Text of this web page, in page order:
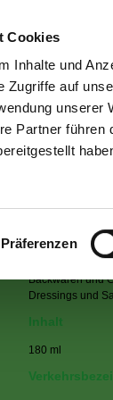
Cookies
Inhalte und
Zugriffe auf
unserer
Partner
Präferenzen
mexikanischer
eingedickt. Mit
Backwaren und
Dressings und
Inhalt
180 ml
dennree
Home